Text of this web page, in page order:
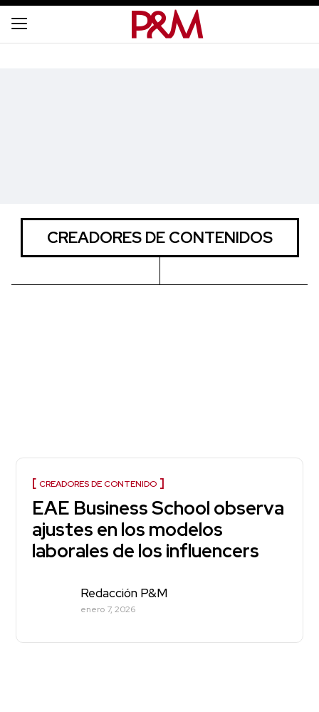
CREADORES DE CONTENIDOS
CREADORES DE CONTENIDO
EAE Business School observa
ajustes en los modelos
laborales de los influencers
Redacción P&M
enero 7, 2026